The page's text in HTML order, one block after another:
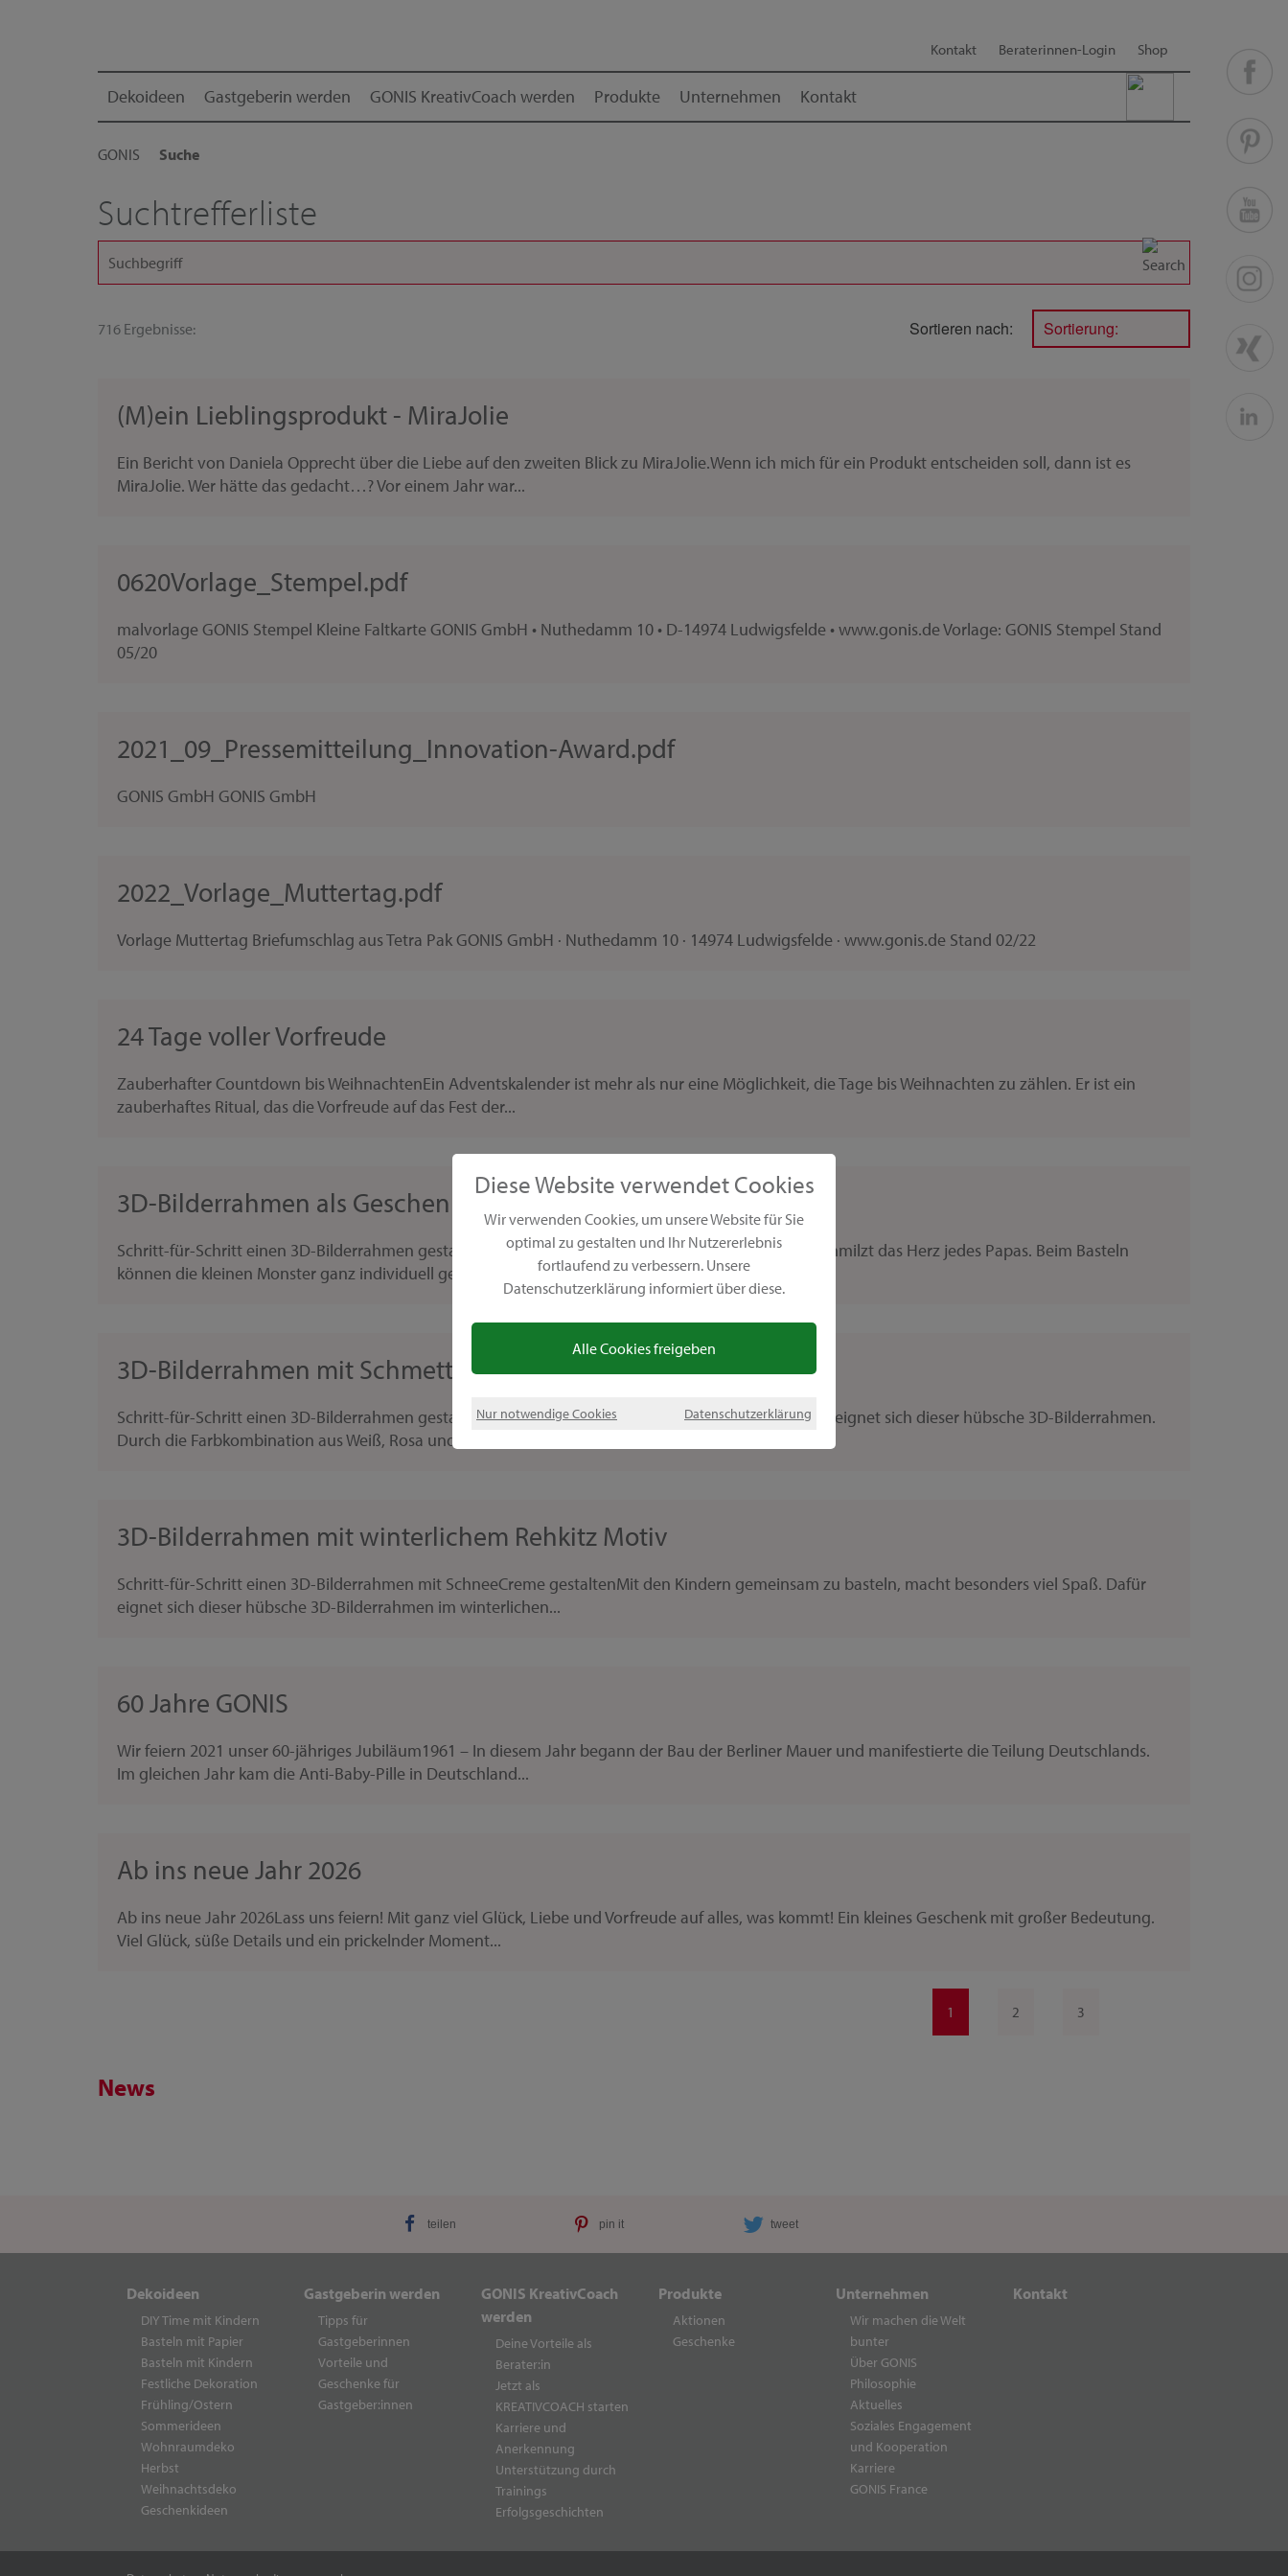
Diese Website verwendet Cookies
Wir verwenden Cookies, um unsere Website für Sie
optimal zu gestalten und Ihr Nutzererlebnis
fortlaufend zu verbessern. Unsere
Datenschutzerklärung informiert über diese.
Alle Cookies freigeben
Nur notwendige Cookies Datenschutzerklärung
Kontakt Beraterinnen-Login Shop
Dekoideen Gastgeberin werden GONIS KreativCoach werden Produkte Unternehmen Kontakt
GONIS Suche
Suchtrefferliste
716 Ergebnisse: Sortieren nach: Sortierung:
(M)ein Lieblingsprodukt - MiraJolie
Ein Bericht von Daniela Opprecht über die Liebe auf den zweiten Blick zu MiraJolie.Wenn ich mich für ein Produkt entscheiden soll, dann ist es
MiraJolie. Wer hätte das gedacht…? Vor einem Jahr war...
0620Vorlage_Stempel.pdf
malvorlage GONIS Stempel Kleine Faltkarte GONIS GmbH • Nuthedamm 10 • D-14974 Ludwigsfelde • www.gonis.de Vorlage: GONIS Stempel Stand
05/20
2021_09_Pressemitteilung_Innovation-Award.pdf
GONIS GmbH GONIS GmbH
2022_Vorlage_Muttertag.pdf
Vorlage Muttertag Briefumschlag aus Tetra Pak GONIS GmbH · Nuthedamm 10 · 14974 Ludwigsfelde · www.gonis.de Stand 02/22
24 Tage voller Vorfreude
Zauberhafter Countdown bis WeihnachtenEin Adventskalender ist mehr als nur eine Möglichkeit, die Tage bis Weihnachten zu zählen. Er ist ein
zauberhaftes Ritual, das die Vorfreude auf das Fest der...
3D-Bilderrahmen als Geschenk zum Vatertag
Schritt-für-Schritt einen 3D-Bilderrahmen gestaltenMit dieser süssen Geschenkidee zum Vatertag schmilzt das Herz jedes Papas. Beim Basteln
können die kleinen Monster ganz individuell gestaltet...
3D-Bilderrahmen mit Schmetterlingen und Vögelchen
Schritt-für-Schritt einen 3D-Bilderrahmen gestaltenIdeal als Geschenk oder für die eigenen 4 Wände eignet sich dieser hübsche 3D-Bilderrahmen.
Durch die Farbkombination aus Weiß, Rosa und Grau...
3D-Bilderrahmen mit winterlichem Rehkitz Motiv
Schritt-für-Schritt einen 3D-Bilderrahmen mit SchneeCreme gestaltenMit den Kindern gemeinsam zu basteln, macht besonders viel Spaß. Dafür
eignet sich dieser hübsche 3D-Bilderrahmen im winterlichen...
60 Jahre GONIS
Wir feiern 2021 unser 60-jähriges Jubiläum1961 – In diesem Jahr begann der Bau der Berliner Mauer und manifestierte die Teilung Deutschlands.
Im gleichen Jahr kam die Anti-Baby-Pille in Deutschland...
Ab ins neue Jahr 2026
Ab ins neue Jahr 2026Lass uns feiern! Mit ganz viel Glück, Liebe und Vorfreude auf alles, was kommt! Ein kleines Geschenk mit großer Bedeutung.
Viel Glück, süße Details und ein prickelnder Moment...
1 2 3
News
teilen pin it tweet
Dekoideen
DIY Time mit Kindern
Basteln mit Papier
Basteln mit Kindern
Festliche Dekoration
Frühling/Ostern
Sommerideen
Wohnraumdeko
Herbst
Weihnachtsdeko
Geschenkideen
Gastgeberin werden
Tipps für
Gastgeberinnen
Vorteile und
Geschenke für
Gastgeber:innen
GONIS KreativCoach
werden
Deine Vorteile als
Berater:in
Jetzt als
KREATIVCOACH starten
Karriere und
Anerkennung
Unterstützung durch
Trainings
Erfolgsgeschichten
Produkte
Aktionen
Geschenke
Unternehmen
Wir machen die Welt
bunter
Über GONIS
Philosophie
Aktuelles
Soziales Engagement
und Kooperation
Karriere
GONIS France
Kontakt